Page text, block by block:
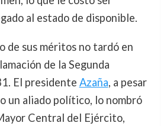
al estado de disponible.
de sus méritos no tardó en
de la Segunda
El presidente Azaña, a pesar
un aliado político, lo nombró
Central del Ejército,